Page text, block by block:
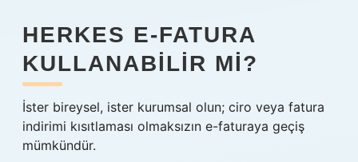
HERKES E-FATURA
KULLANABILIR MI?
İster bireysel, ister kurumsal olun; ciro veya fatura
indirimi kısıtlaması olmaksızın e-faturaya geçiş
mümkündür.